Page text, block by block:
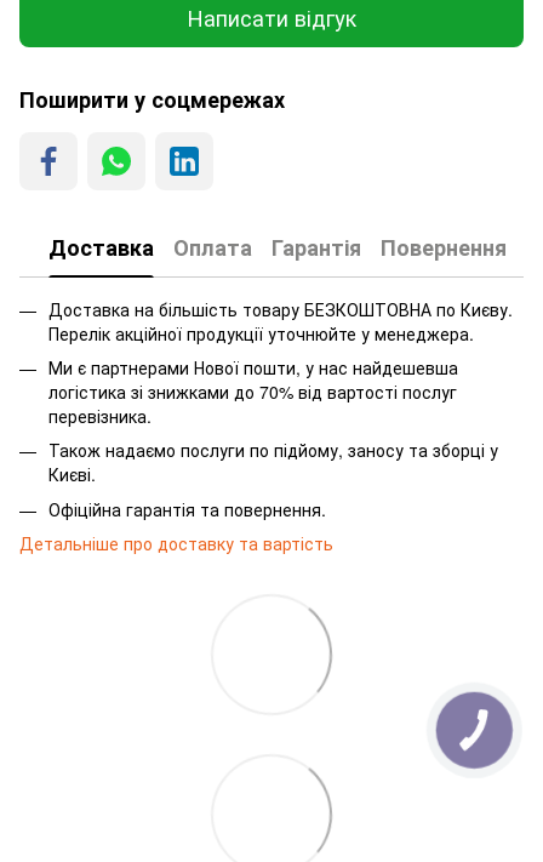
Написати відгук
Поширити у соцмережах
Доставка Оплата Гарантія Повернення
Доставка на більшість товару БЕЗКОШТОВНА по Києву.
Перелік акційної продукції уточнюйте у менеджера.
Ми є партнерами Нової пошти, у нас найдешевша
логістика зі знижками до 70% від вартості послуг
перевізника.
Також надаємо послуги по підйому, заносу та зборці у
Києві.
Офіційна гарантія та повернення.
Детальніше про доставку та вартість